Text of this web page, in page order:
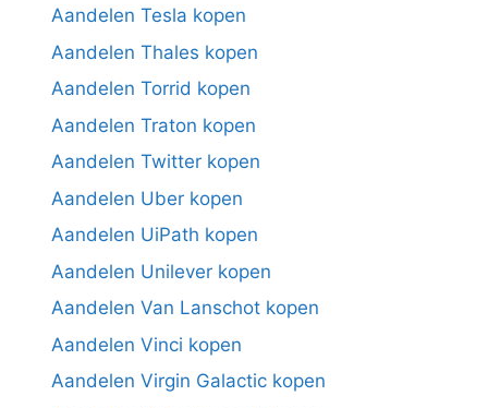
Aandelen Tesla kopen
Aandelen Thales kopen
Aandelen Torrid kopen
Aandelen Traton kopen
Aandelen Twitter kopen
Aandelen Uber kopen
Aandelen UiPath kopen
Aandelen Unilever kopen
Aandelen Van Lanschot kopen
Aandelen Vinci kopen
Aandelen Virgin Galactic kopen